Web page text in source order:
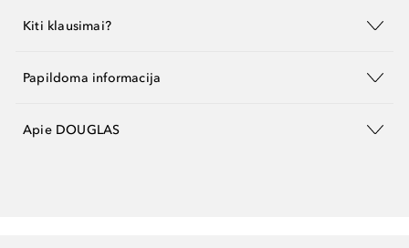
Kiti klausimai?
Papildoma informacija
Apie DOUGLAS